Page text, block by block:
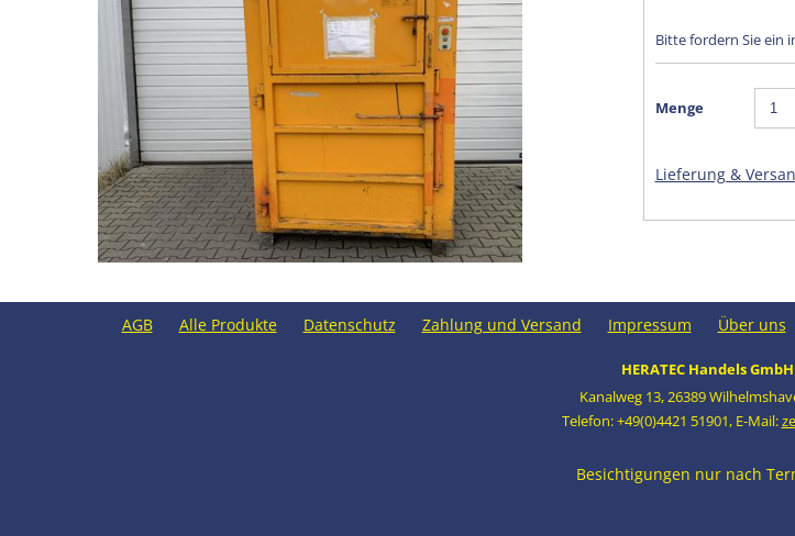
Bitte fordern Sie ein
Menge
Lieferung &
AGB Alle Produkte Datenschutz Zahlung und Versand Impressum Über uns
HERATEC Handels
Kanalweg 13,26389
Telefon: +49(0)4421 51901, E-Mail:
Besichtigungen nur nach